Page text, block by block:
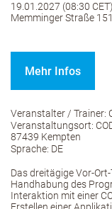
19.01.2027 (08:30
Memminger Straße
Mehr Infos
Veranstalter / Trainer:
Veranstaltungsort:
87439 Kempten
Sprache: DE
Das dreitägige Vor-
Handhabung des
Interaktion mit einer